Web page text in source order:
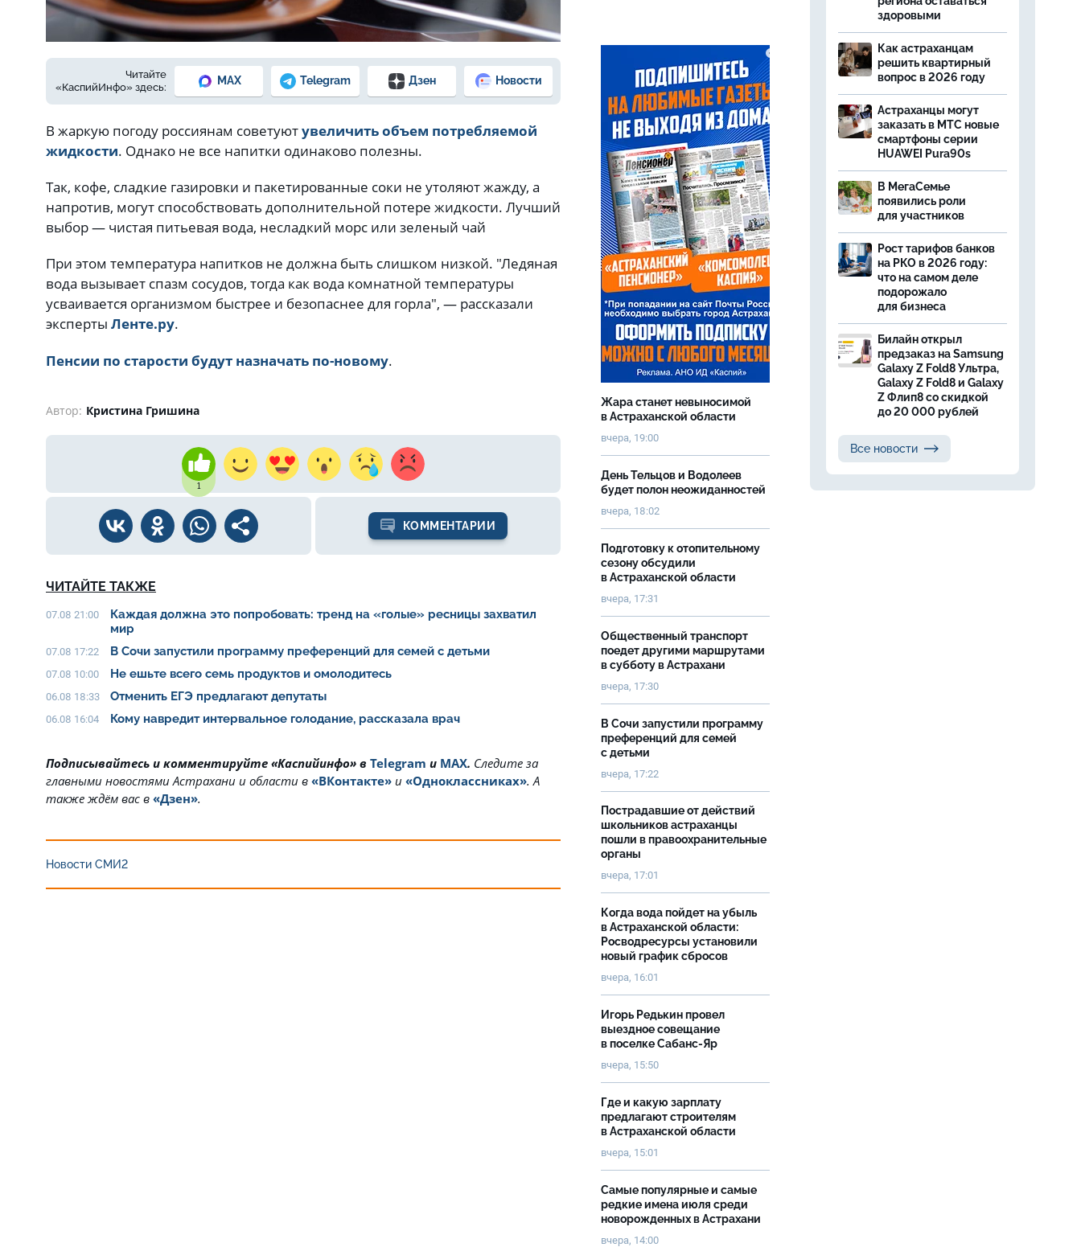
Фото: Елены Зимней
Читайте
«КаспийИнфо» здесь:
MAX Telegram Дзен Новости
В жаркую погоду россиянам советуютувеличить объем потребляемой
жидкости. Однако не все напитки одинаково полезны.
Так, кофе, сладкие газировки и пакетированные соки не утоляют жажду, а
напротив, могут способствовать дополнительной потере жидкости. Лучший
выбор — чистая питьевая вода, несладкий морс или зеленый чай
При этом температура напитков не должна быть слишком низкой. "Ледяная
вода вызывает спазм сосудов, тогда как вода комнатной температуры
усваивается организмом быстрее и безопаснее для горла", — рассказали
эксперты Ленте.ру.
Пенсии по старости будут назначать по-новому.
Автор: Кристина Гришина
1
КОММЕНТАРИИ
ЧИТАЙТЕ ТАКЖЕ
07.08 21:00
Каждая должна это попробовать: тренд на «голые» ресницы захватил
мир
07.08 17:22 В Сочи запустили программу преференций для семей с детьми
07.08 10:00 Не ешьте всего семь продуктов и омолодитесь
06.08 18:33 Отменить ЕГЭ предлагают депутаты
06.08 16:04 Кому навредит интервальное голодание, рассказала врач
Подписывайтесь и комментируйте «Каспийинфо» в Telegram и MAX. Cледите за
главными новостями Астрахани и области в «ВКонтакте» и «Одноклассниках». А
также ждём вас в «Дзен».
Новости СМИ2
Жара станет невыносимой
в Астраханской области
вчера, 19:00
День Тельцов и Водолеев
будет полон неожиданностей
вчера, 18:02
Подготовку к отопительному
сезону обсудили
в Астраханской области
вчера, 17:31
Общественный транспорт
поедет другими маршрутами
в субботу в Астрахани
вчера, 17:30
В Сочи запустили программу
преференций для семей
с детьми
вчера, 17:22
Пострадавшие от действий
школьников астраханцы
пошли в правоохранительные
органы
вчера, 17:01
Когда вода пойдет на убыль
в Астраханской области:
Росводресурсы установили
новый график сбросов
вчера, 16:01
Игорь Редькин провел
выездное совещание
в поселке Сабанс-Яр
вчера, 15:50
Где и какую зарплату
предлагают строителям
в Астраханской области
вчера, 15:01
Самые популярные и самые
редкие имена июля среди
новорожденных в Астрахани
вчера, 14:00
здоровыми
Как астраханцам
решить квартирный
вопрос в 2026 году
Астраханцы могут
заказать в МТС новые
смартфоны серии
HUAWEI Pura90s
В МегаСемье
появились роли
для участников
Рост тарифов банков
на РКО в 2026 году:
что на самом деле
подорожало
для бизнеса
Билайн открыл
предзаказ на Samsung
Galaxy Z Fold8 Ультра,
Galaxy Z Fold8 и Galaxy
Z Флип8 со скидкой
до 20 000 рублей
Все новости